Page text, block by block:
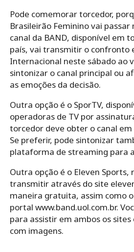
Pode comemorar torcedor,
Brasileirão Feminino vai passar
canal da BAND, disponível em
país, vai transmitir o confronto
Internacional neste sábado ao
sintonizar o canal principal ou
as emoções da decisão.
Outra opção é o SporTV,
operadoras de TV por
torcedor deve obter o canal
Se preferir, pode sintonizar
plataforma de streaming para
Outra opção é o Eleven Sports,
transmitir através do site
maneira gratuita, assim como
portal www.band.uol.com.br.
para assistir em ambos os
com imagens.